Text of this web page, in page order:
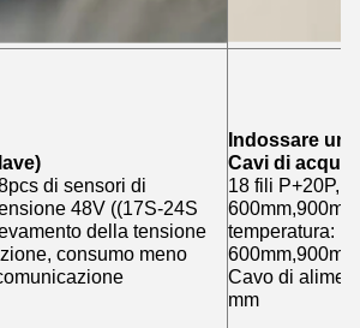
di sensori di
48V ((17S-24S
della tensione
consumo meno
Indossare un
Cavi di
18 fili P+20P,
temperatura:
Cavo di
mm